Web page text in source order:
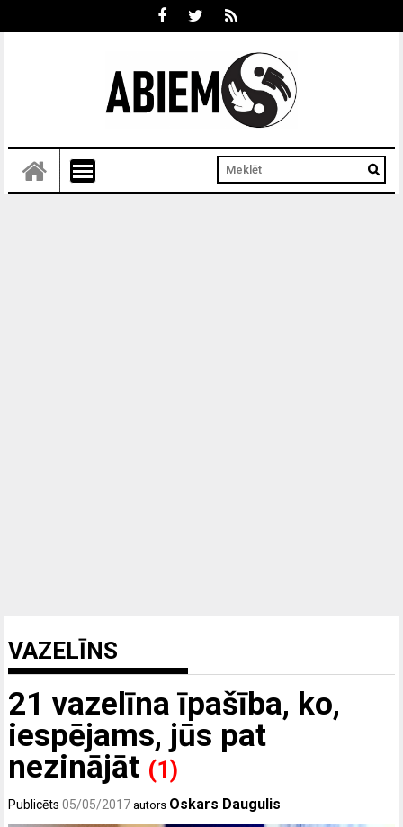
VAZELĪNS
21 vazelīna īpašība, ko,
iespējams, jūs pat
nezinājāt (1)
Publicēts05/05/2017 autors Oskars Daugulis